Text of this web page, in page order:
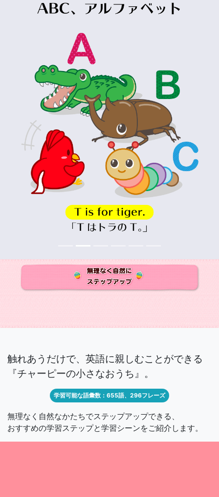
触れあうだけで、英語に親しむことができる
『チャーピーの小さなおうち』。
学習可能な語彙数：655語、296フレーズ
無理なく自然なかたちでステップアップできる、
おすすめの学習ステップと学習シーンをご紹介します。